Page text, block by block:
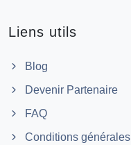
Liens utils
Blog
Devenir Partenaire
FAQ
Conditions générales